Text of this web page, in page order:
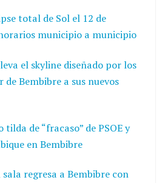
total de Sol el 12 de
municipio a municipio
el skyline diseñado por los
de Bembibre a sus nuevos
de “fracaso” de PSOE y
en Bembibre
regresa a Bembibre con